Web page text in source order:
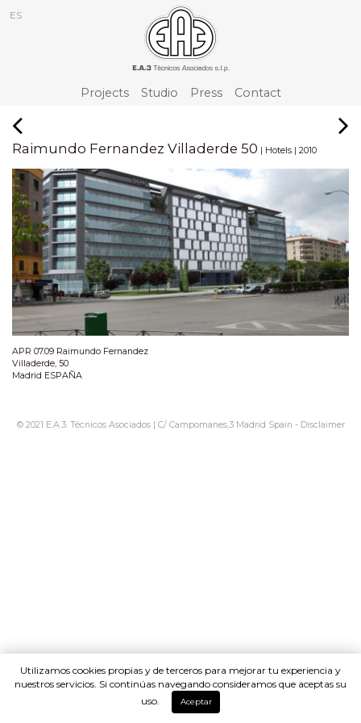
ES
Projects Studio Press Contact
Raimundo Fernandez Villaderde 50 | Hotels | 2010
APR 07.09 Raimundo Fernandez
Villaderde, 50
Madrid ESPAÑA
© 2021 E.A.3. Técnicos Asociados | C/ Campomanes,3 Madrid Spain - Disclaimer
Utilizamos cookies propias y de terceros para mejorar tu experiencia y
nuestros servicios. Si continúas navegando consideramos que aceptas su
uso.
Aceptar